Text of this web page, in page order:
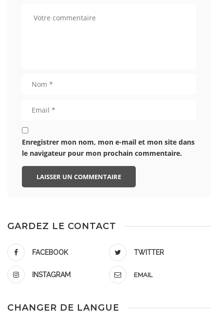
Enregistrer mon nom, mon e-mail et mon site dans
le navigateur pour mon prochain commentaire.
GARDEZ LE CONTACT
FACEBOOK TWITTER
INSTAGRAM EMAIL
CHANGER DE LANGUE